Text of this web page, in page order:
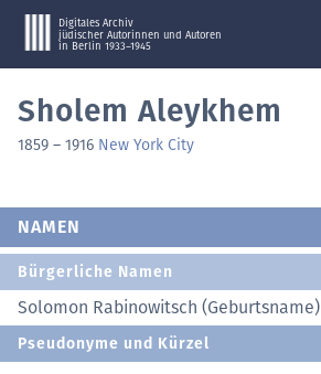
Digitales Archiv
jüdischer Autorinnen und Autoren
in Berlin 1933–1945
Sholem Aleykhem
1859 – 1916 New York City
NAMEN
Bürgerliche Namen
Solomon Rabinowitsch (Geburtsname)
Pseudonyme und Kürzel